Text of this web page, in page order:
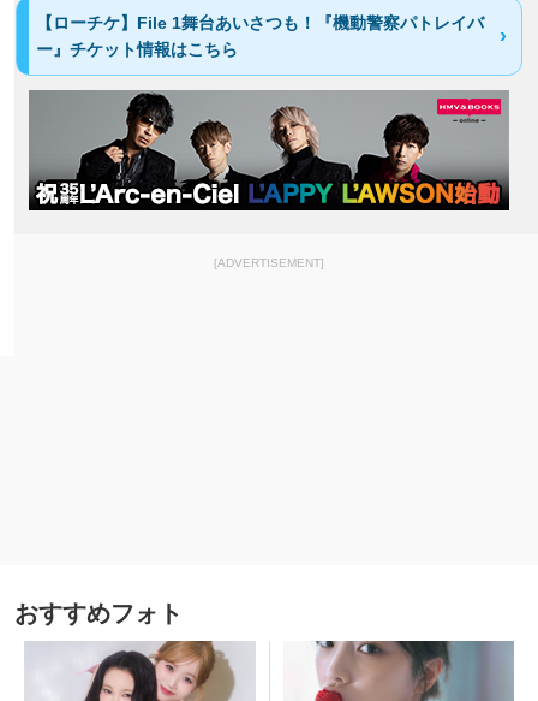
【ローチケ】File 1舞台あいさつも！『機動警察パトレイバ
ー』チケット情報はこちら
[ADVERTISEMENT]
おすすめフォト